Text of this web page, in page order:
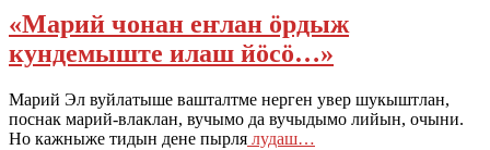
Кугыжаныш
«Марий чонан еҥлан ӧрдыж
кундемыште илаш йӧсӧ…»
Марий Эл вуйлатыше вашталтме нерген увер шукыштлан,
поснак марий-влаклан, вучымо да вучыдымо лийын, очыни.
Но кажныже тидын дене пырля лудаш…